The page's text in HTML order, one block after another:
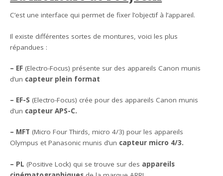
C’est une interface qui permet de fixer l’objectif à l’appareil.
Il existe différentes sortes de montures, voici les plus
répandues :
– EF (Electro-Focus) présente sur des appareils Canon munis
d’un capteur plein format
– EF-S (Electro-Focus) crée pour des appareils Canon munis
d’un capteur APS-C.
– MFT (Micro Four Thirds, micro 4/3) pour les appareils
Olympus et Panasonic munis d’un capteur micro 4/3.
– PL (Positive Lock) qui se trouve sur des appareils